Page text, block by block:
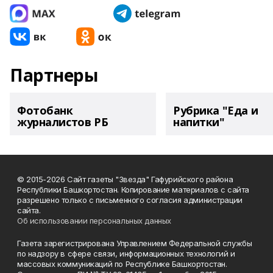
Партнеры
Фотобанк
журналистов РБ
Рубрика "Еда и
напитки"
© 2015-2026 Сайт газеты "Звезда" Гафурийского района
Республики Башкортостан. Копирование материалов с сайта
разрешено только с письменного согласия администрации
сайта.
Об использовании персональных данных
Газета зарегистрирована Управлением Федеральной службы
по надзору в сфере связи, информационных технологий и
массовых коммуникаций по Республике Башкортостан.